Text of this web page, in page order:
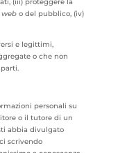
webo del pubblico, (iv)
e legittimi,
o che non
personali su
o il tutore di un
abbia divulgato
scrivendo